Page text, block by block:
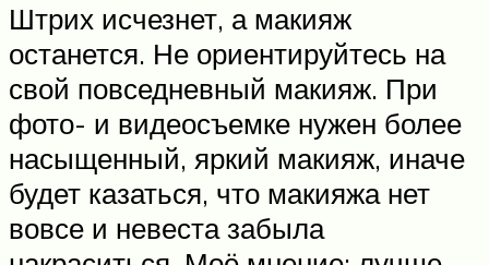
Штрих исчезнет, а макияж
останется. Не ориентируйтесь на
свой повседневный макияж. При
фото- и видеосъемке нужен более
насыщенный, яркий макияж, иначе
будет казаться, что макияжа нет
вовсе и невеста забыла